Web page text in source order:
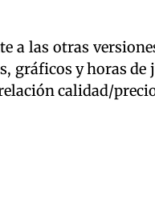
a las otras
y horas de
calidad/